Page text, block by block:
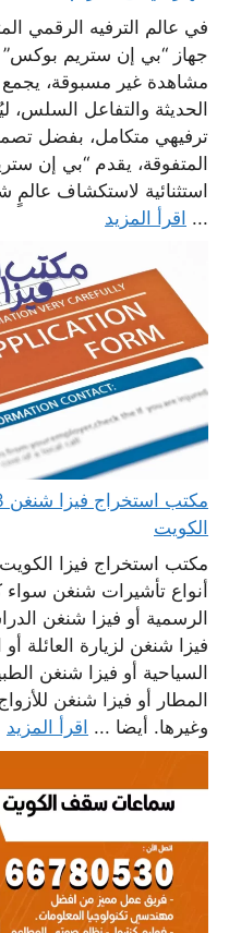
في عالم الترفيه الرقمي
جهاز “بي إن ستريم بوكس”
مشاهدة غير مسبوقة، يجمع
الحديثة والتفاعل السلس،
ترفيهي متكامل، بفضل
المتفوقة، يقدم “بي إن
استثنائية لاستكشاف عالمٍ
... اقرأ المزيد
الكويت
مكتب استخراج فيزا
أنواع تأشيرات شنغن سواء
الرسمية أو فيزا شنغن
فيزا شنغن لزيارة العائلة
السياحية أو فيزا شنغن
المطار أو فيزا شنغن
وغيرها. أيضا ... اقرأ المزيد